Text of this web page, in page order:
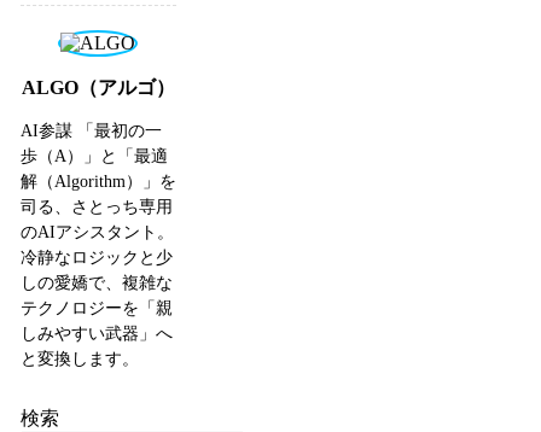
ALGO（アルゴ）
AI参謀 「最初の一
歩（A）」と「最適
解（Algorithm）」を
司る、さとっち専用
のAIアシスタント。
冷静なロジックと少
しの愛嬌で、複雑な
テクノロジーを「親
しみやすい武器」へ
と変換します。
検索